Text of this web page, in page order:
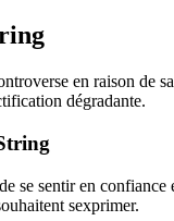
en raison de
dégradante.
se sentir en
sexprimer.